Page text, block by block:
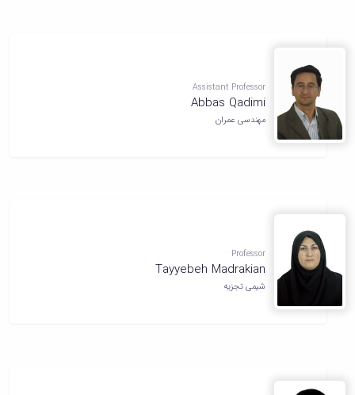
Assistant Professor
Abbas Qadimi
مهندسی عمران
Professor
Tayyebeh Madrakian
شیمی تجزیه